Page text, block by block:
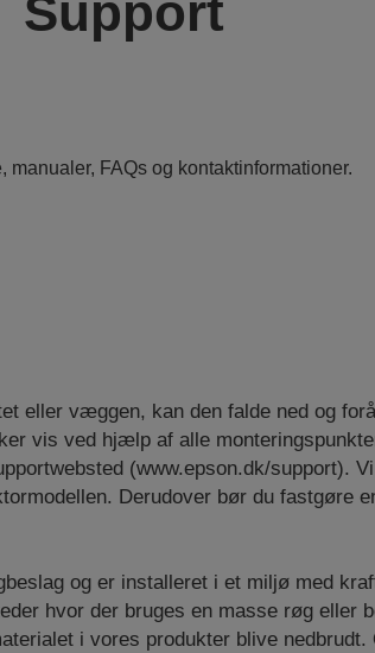
Support
FAQs og kontaktinformationer.
eller væggen, kan den falde ned og
vis ved hjælp af alle
(www.epson.dk/support).
Derudover bør du fastgøre
og er installeret i et miljø med
hvor der bruges en masse røg eller
i vores produkter blive